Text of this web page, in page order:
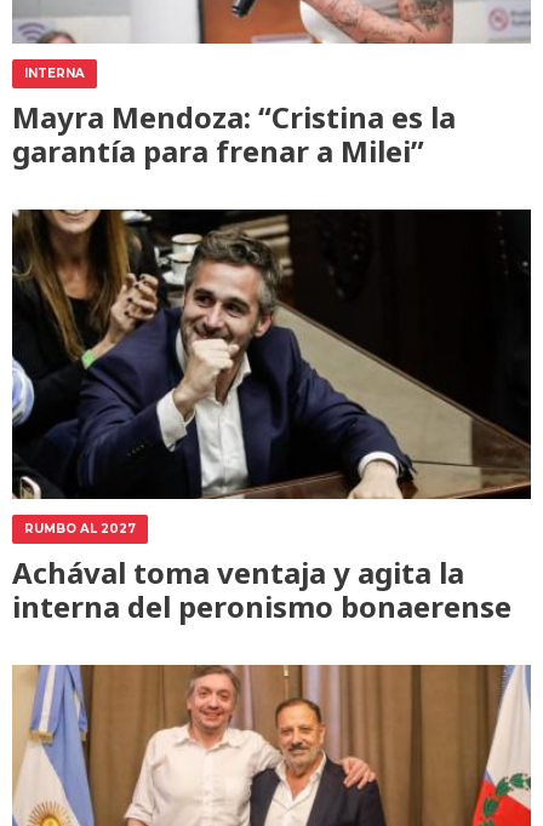
INTERNA
Mayra Mendoza: “Cristina es la
garantía para frenar a Milei”
RUMBO AL 2027
Achával toma ventaja y agita la
interna del peronismo bonaerense